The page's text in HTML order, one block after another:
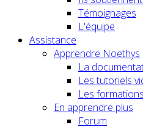
Témoignages
L'équipe
Assistance
Apprendre Noethys
La
Les tutoriels
Les formations
En apprendre plus
Forum